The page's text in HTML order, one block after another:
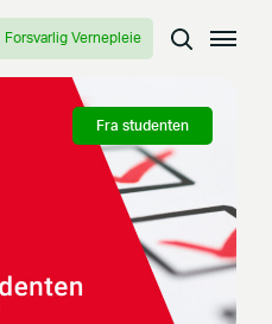
Forsvarlig Vernepleie
Fra studenten